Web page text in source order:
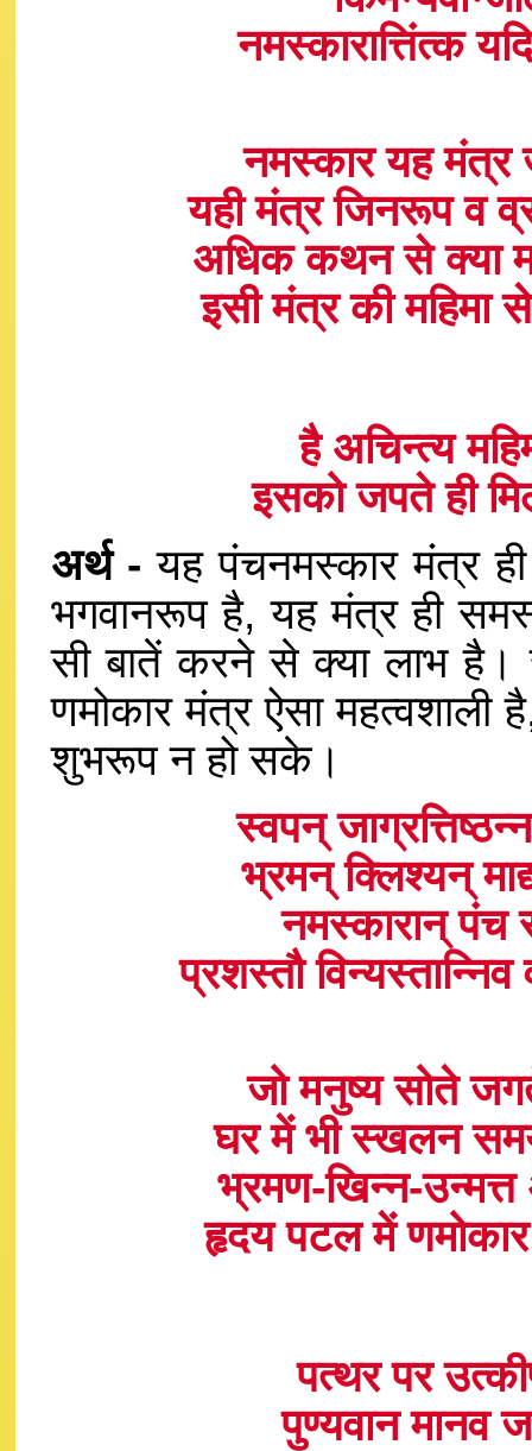
नमस्कारात्तिंत्क
नमस्कार यह मंत्र
यही मंत्र जिनरूप व
अधिक कथन से क्या
इसी मंत्र की
है अचिन्त्य
इसको जपते ही
अर्थ - यह पंचनमस्कार मंत्र
भगवानरूप है, यह मंत्र ही
सी बातें करने से क्या लाभ है।
णमोकार मंत्र ऐसा
शुभरूप न हो सके।
स्वपन्
भ्रमन् क्लिश्यन्
नमस्कारान् पंच
प्रशस्तौ
जो मनुष्य सोते
घर में भी स्खलन
भ्रमण-खिन्न-उन्मत्त
हृदय पटल में
पत्थर पर
पुण्यवान मानव